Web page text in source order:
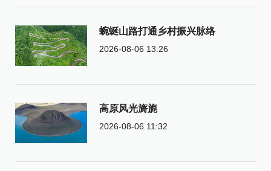
蜿蜒山路打通乡村振兴脉络
2026-08-06 13:26
高原风光旖旎
2026-08-06 11:32